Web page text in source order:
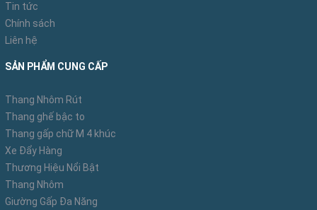
Tin tức
Chính sách
Liên hệ
SẢN PHẨM CUNG CẤP
Thang Nhôm Rút
Thang ghế bậc to
Thang gấp chữ M 4 khúc
Xe Đẩy Hàng
Thương Hiệu Nổi Bật
Thang Nhôm
Giường Gấp Đa Năng